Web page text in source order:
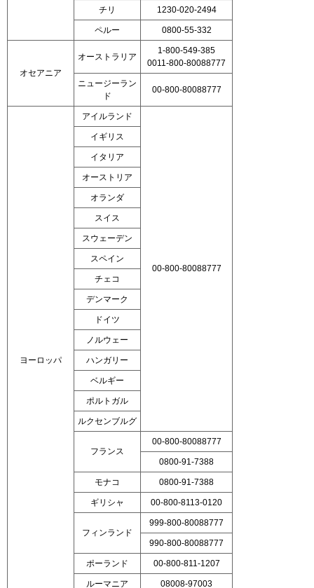
チリ 1230-020-2494
ペルー 0800-55-332
オセアニア
オーストラリア
1-800-549-385
0011-800-80088777
ニュージーラン
ド
00-800-80088777
ヨーロッパ
アイルランド
00-800-80088777
イギリス
イタリア
オーストリア
オランダ
スイス
スウェーデン
スペイン
チェコ
デンマーク
ドイツ
ノルウェー
ハンガリー
ベルギー
ポルトガル
ルクセンブルグ
フランス
00-800-80088777
0800-91-7388
モナコ 0800-91-7388
ギリシャ 00-800-8113-0120
フィンランド
999-800-80088777
990-800-80088777
ポーランド 00-800-811-1207
ルーマニア 08008-97003